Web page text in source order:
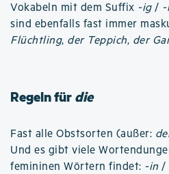
Vokabeln mit dem Suffix -ig/ -
sind ebenfalls fast immer
Flüchtling, der Teppich, der
Regeln fürdie
Fast alle Obstsorten (außer:
Und es gibt viele
femininen Wörtern findet: -in /